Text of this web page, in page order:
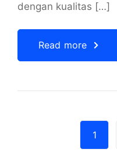
dengan kualitas […]
Read more
1